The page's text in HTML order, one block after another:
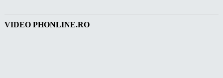
VIDEO PHONLINE.RO